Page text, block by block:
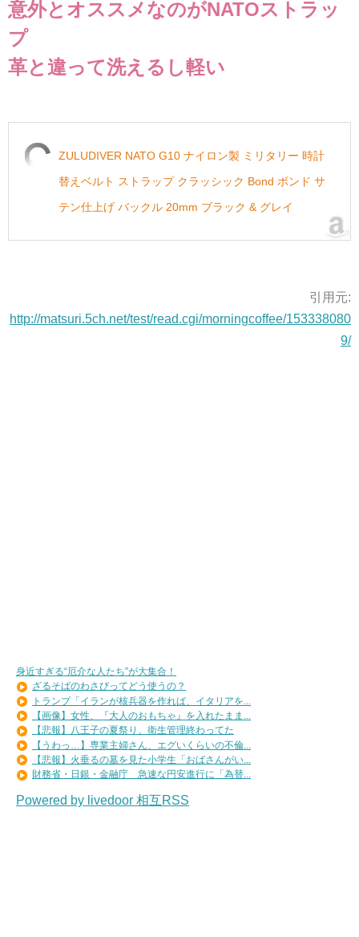
意外とオススメなのがNATOストラッ
プ
革と違って洗えるし軽い
ZULUDIVER NATO G10 ナイロン製 ミリタリー 時計
替えベルト ストラップ クラッシック Bond ボンド サ
テン仕上げ バックル 20mm ブラック & グレイ
引用元:
http://matsuri.5ch.net/test/read.cgi/morningcoffee/153338080
9/
身近すぎる“厄介な人たち”が大集合！
ざるそばのわさびってどう使うの？
トランプ「イランが核兵器を作れば、イタリアを...
【画像】女性、『大人のおもちゃ』を入れたまま...
【悲報】八王子の夏祭り、衛生管理終わってた
【うわっ…】専業主婦さん、エグいくらいの不倫...
【悲報】火垂るの墓を見た小学生「おばさんがい...
財務省・日銀・金融庁 急速な円安進行に「為替...
Powered by livedoor 相互RSS